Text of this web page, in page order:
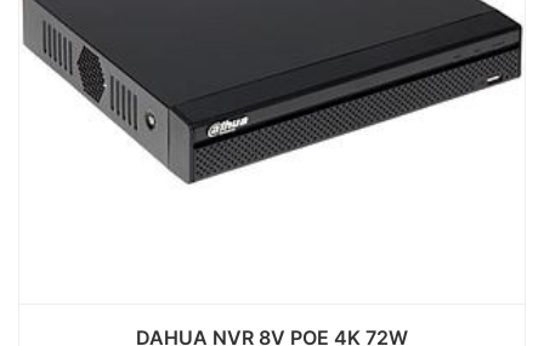
DAHUA NVR 8V POE 4K 72W